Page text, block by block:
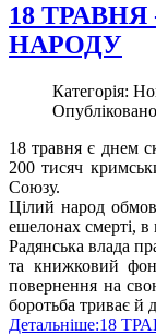
18
НАРОДУ
Категорія:
18 травня є днем
200 тисяч
Союзу.
Цілий народ
ешелонах смерті, в
Радянська влада
та книжковий
повернення на
боротьба триває й
Детальніше:18